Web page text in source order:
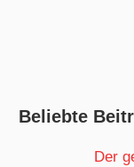
Beliebte
Der